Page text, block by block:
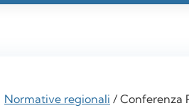
Normative regionali /Conferenza